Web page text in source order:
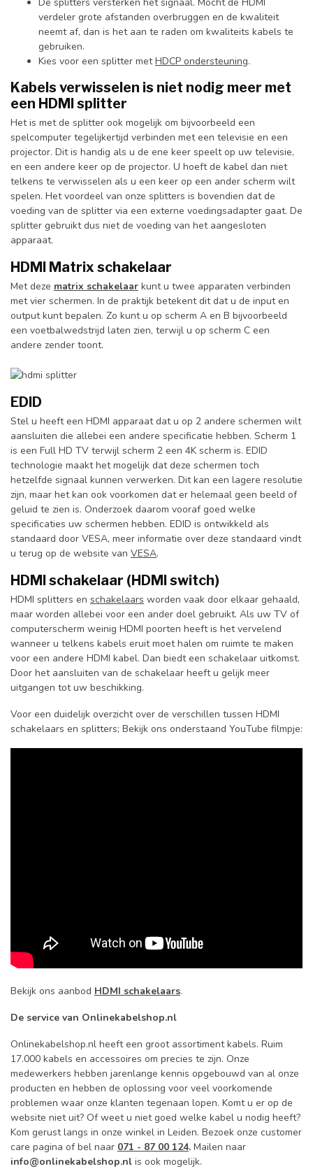
verdeler grote afstanden overbruggen en de kwaliteit
neemt af, dan is het aan te raden om kwaliteits kabels te
gebruiken.
Kies voor een splitter metHDCP ondersteuning.
Kabels verwisselen is niet nodig meer met
een HDMI splitter
Het is met de splitter ook mogelijk om bijvoorbeeld een
spelcomputer tegelijkertijd verbinden met een televisie en een
projector. Dit is handig als u de ene keer speelt op uw televisie,
en een andere keer op de projector. U hoeft de kabel dan niet
telkens te verwisselen als u een keer op een ander scherm wilt
spelen. Het voordeel van onze splitters is bovendien dat de
voeding van de splitter via een externe voedingsadapter gaat. De
splitter gebruikt dus niet de voeding van het aangesloten
apparaat.
HDMI Matrix schakelaar
Met deze matrix schakelaar kunt u twee apparaten verbinden
met vier schermen. In de praktijk betekent dit dat u de input en
output kunt bepalen. Zo kunt u op scherm A en B bijvoorbeeld
een voetbalwedstrijd laten zien, terwijl u op scherm C een
andere zender toont.
EDID
Stel u heeft een HDMI apparaat dat u op 2 andere schermen wilt
aansluiten die allebei een andere specificatie hebben. Scherm 1
is een Full HD TV terwijl scherm 2 een 4K scherm is. EDID
technologie maakt het mogelijk dat deze schermen toch
hetzelfde signaal kunnen verwerken. Dit kan een lagere resolutie
zijn, maar het kan ook voorkomen dat er helemaal geen beeld of
geluid te zien is. Onderzoek daarom vooraf goed welke
specificaties uw schermen hebben. EDID is ontwikkeld als
standaard door VESA, meer informatie over deze standaard vindt
u terug op de website van VESA.
HDMI schakelaar (HDMI switch)
HDMI splitters en schakelaars worden vaak door elkaar gehaald,
maar worden allebei voor een ander doel gebruikt. Als uw TV of
computerscherm weinig HDMI poorten heeft is het vervelend
wanneer u telkens kabels eruit moet halen om ruimte te maken
voor een andere HDMI kabel. Dan biedt een schakelaar uitkomst.
Door het aansluiten van de schakelaar heeft u gelijk meer
uitgangen tot uw beschikking.
Voor een duidelijk overzicht over de verschillen tussen HDMI
schakelaars en splitters; Bekijk ons onderstaand YouTube filmpje:
Bekijk ons aanbod HDMI schakelaars.
De service van Onlinekabelshop.nl
Onlinekabelshop.nl heeft een groot assortiment kabels. Ruim
17.000 kabels en accessoires om precies te zijn. Onze
medewerkers hebben jarenlange kennis opgebouwd van al onze
producten en hebben de oplossing voor veel voorkomende
problemen waar onze klanten tegenaan lopen. Komt u er op de
website niet uit? Of weet u niet goed welke kabel u nodig heeft?
Kom gerust langs in onze winkel in Leiden. Bezoek onze customer
care pagina of bel naar 071 - 87 00 124. Mailen naar
info@onlinekabelshop.nl is ook mogelijk.